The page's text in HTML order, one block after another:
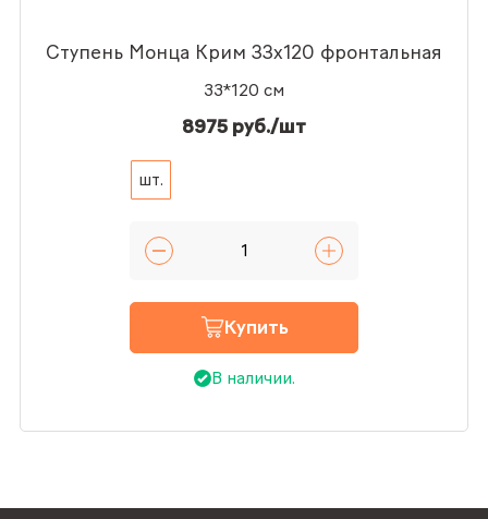
Ступень Монца Крим 33x120 фронтальная
33*120 см
8975 руб./шт
шт.
Купить
В наличии.